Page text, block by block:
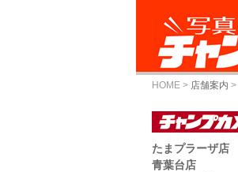
HOME > 店舗案内 >
たまプラーザ店
青葉台店